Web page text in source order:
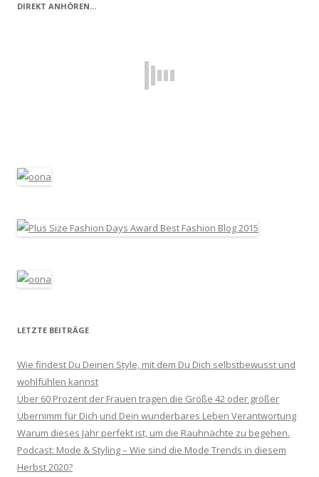
DIREKT ANHÖREN...
LETZTE BEITRÄGE
Wie findest Du Deinen Style, mit dem Du Dich selbstbewusst und
wohlfühlen kannst
Über 60 Prozent der Frauen tragen die Größe 42 oder größer
Übernimm für Dich und Dein wunderbares Leben Verantwortung
Warum dieses Jahr perfekt ist, um die Rauhnächte zu begehen.
Podcast: Mode & Styling – Wie sind die Mode Trends in diesem
Herbst 2020?